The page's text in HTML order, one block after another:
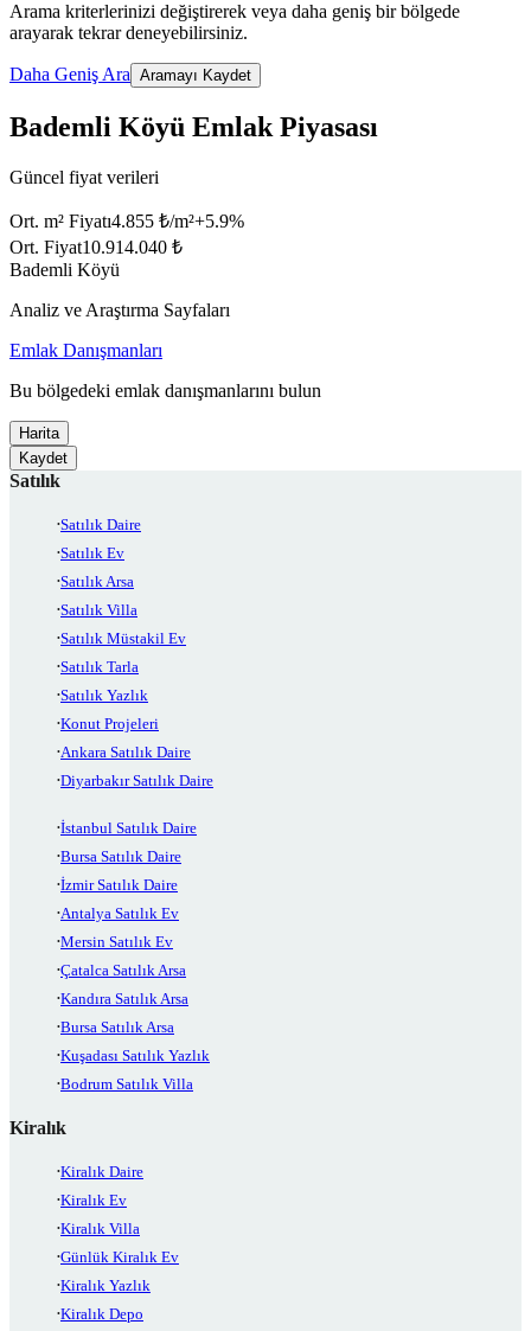
Arama kriterlerinizi değiştirerek veya daha geniş bir bölgede
arayarak tekrar deneyebilirsiniz.
Daha Geniş Ara Aramayı Kaydet
Bademli Köyü Emlak Piyasası
Güncel fiyat verileri
Ort. m² Fiyatı4.855 ₺/m²+5.9%
Ort. Fiyat10.914.040 ₺
Bademli Köyü
Analiz ve Araştırma Sayfaları
Emlak Danışmanları
Bu bölgedeki emlak danışmanlarını bulun
Harita
Kaydet
Satılık
Satılık Daire
Satılık Ev
Satılık Arsa
Satılık Villa
Satılık Müstakil Ev
Satılık Tarla
Satılık Yazlık
Konut Projeleri
Ankara Satılık Daire
Diyarbakır Satılık Daire
İstanbul Satılık Daire
Bursa Satılık Daire
İzmir Satılık Daire
Antalya Satılık Ev
Mersin Satılık Ev
Çatalca Satılık Arsa
Kandıra Satılık Arsa
Bursa Satılık Arsa
Kuşadası Satılık Yazlık
Bodrum Satılık Villa
Kiralık
Kiralık Daire
Kiralık Ev
Kiralık Villa
Günlük Kiralık Ev
Kiralık Yazlık
Kiralık Depo